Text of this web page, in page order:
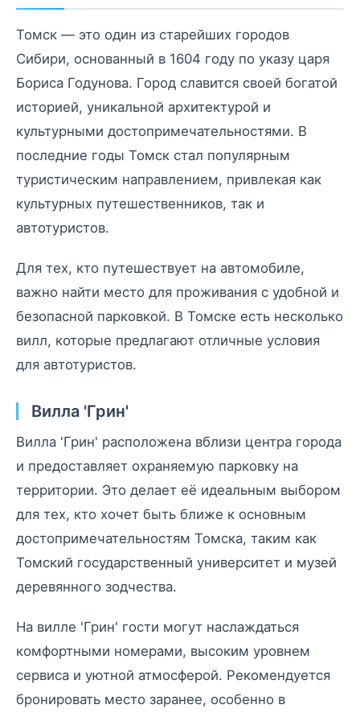
Томск — это один из старейших городов
Сибири, основанный в 1604 году по указу царя
Бориса Годунова. Город славится своей богатой
историей, уникальной архитектурой и
культурными достопримечательностями. В
последние годы Томск стал популярным
туристическим направлением, привлекая как
культурных путешественников, так и
автотуристов.
Для тех, кто путешествует на автомобиле,
важно найти место для проживания с удобной и
безопасной парковкой. В Томске есть несколько
вилл, которые предлагают отличные условия
для автотуристов.
Вилла 'Грин'
Вилла 'Грин' расположена вблизи центра города
и предоставляет охраняемую парковку на
территории. Это делает её идеальным выбором
для тех, кто хочет быть ближе к основным
достопримечательностям Томска, таким как
Томский государственный университет и музей
деревянного зодчества.
На вилле 'Грин' гости могут наслаждаться
комфортными номерами, высоким уровнем
сервиса и уютной атмосферой. Рекомендуется
бронировать место заранее, особенно в